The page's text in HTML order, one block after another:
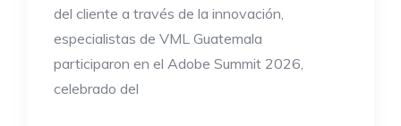
del cliente a través de la innovación,
especialistas de VML Guatemala
participaron en el Adobe Summit 2026,
celebrado del